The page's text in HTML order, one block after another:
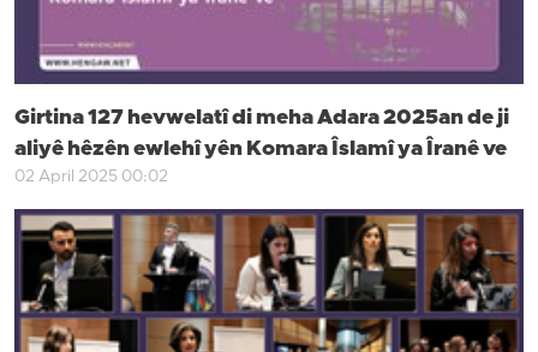
Girtina 127 hevwelatî di meha Adara 2025an de ji
aliyê hêzên ewlehî yên Komara Îslamî ya Îranê ve
02 April 2025 00:02